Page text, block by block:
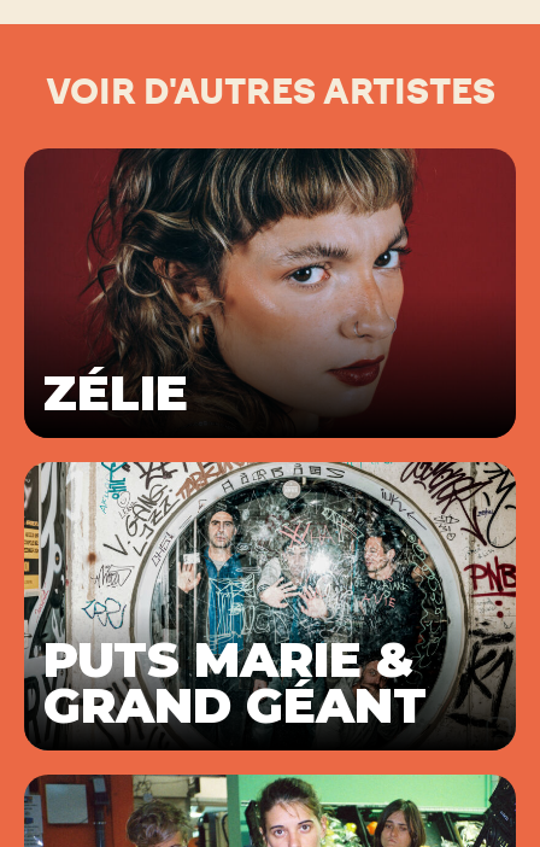
VOIR D'AUTRES ARTISTES
ZÉLIE
PUTS MARIE &
GRAND GÉANT